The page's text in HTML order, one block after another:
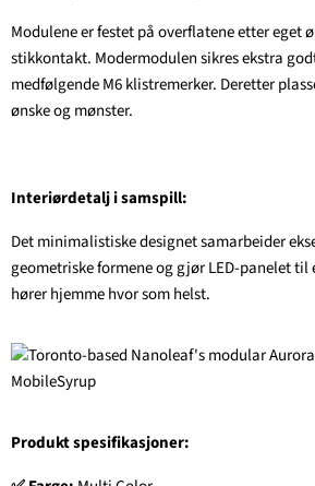
Modulene er festet på overflatene etter eget
stikkontakt. Modermodulen sikres ekstra
medfølgende M6 klistremerker. Deretter
ønske og mønster.
Interiørdetalj i samspill:
Det minimalistiske designet samarbeider
geometriske formene og gjør LED-panelet
hører hjemme hvor som helst.
Produkt spesifikasjoner: